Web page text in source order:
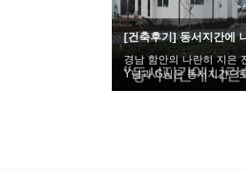
[건축후기] 동서지간에
경남 함안의 나란히 지은
Y님과 G님은 동서지간으